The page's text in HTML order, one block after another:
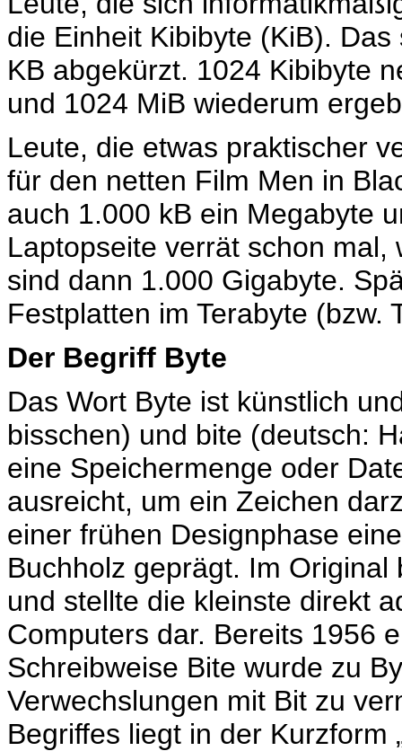
die Einheit Kibibyte (KiB).
KB abgekürzt. 1024 Kibibyte
und 1024 MiB wiederum
Leute, die etwas praktischer
für den netten Film Men in
auch 1.000 kB ein Megabyte
Laptopseite verrät schon mal,
sind dann 1.000 Gigabyte.
Festplatten im Terabyte (bzw.
Der Begriff Byte
Das Wort Byte ist künstlich
bisschen) und bite (deutsch:
eine Speichermenge oder
ausreicht, um ein Zeichen
einer frühen Designphase
Buchholz geprägt. Im
und stellte die kleinste direkt
Computers dar. Bereits 1956
Schreibweise Bite wurde zu
Verwechslungen mit Bit zu
Begriffes liegt in der Kurzform